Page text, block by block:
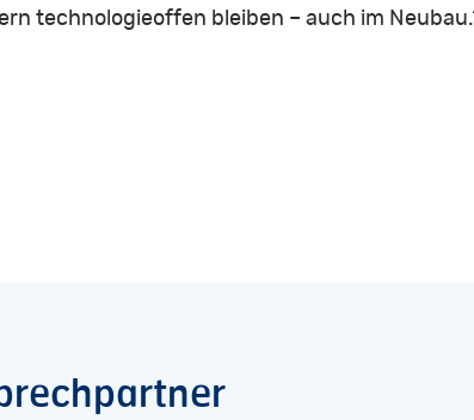
technologieoffen bleiben – auch im